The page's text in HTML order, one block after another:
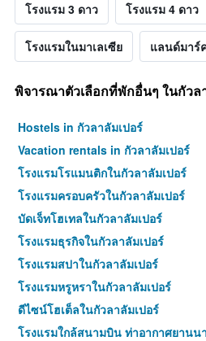
โรงแรม 3 ดาว โรงแรม 4 ดาว
โรงแรมในมาเลเซีย แลนด์มาร์
พิจารณาตัวเลือกที่พักอื่นๆ ในกัวล
Hostels in กัวลาลัมเปอร์
Vacation rentals in กัวลาลัมเปอร์
โรงแรมโรแมนติกในกัวลาลัมเปอร์
โรงแรมครอบครัวในกัวลาลัมเปอร์
บัดเจ็ทโฮเทลในกัวลาลัมเปอร์
โรงแรมธุรกิจในกัวลาลัมเปอร์
โรงแรมสปาในกัวลาลัมเปอร์
โรงแรมหรูหราในกัวลาลัมเปอร์
ดีไซน์โฮเต็ลในกัวลาลัมเปอร์
โรงแรมใกล้สนามบิน ท่าอากาศยานน